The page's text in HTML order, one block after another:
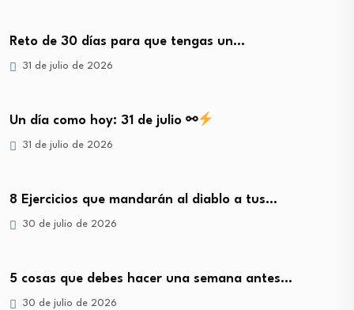
Reto de 30 días para que tengas un…
31 de julio de 2026
Un día como hoy: 31 de julio ⚯
31 de julio de 2026
8 Ejercicios que mandarán al diablo a tus…
30 de julio de 2026
5 cosas que debes hacer una semana antes…
30 de julio de 2026